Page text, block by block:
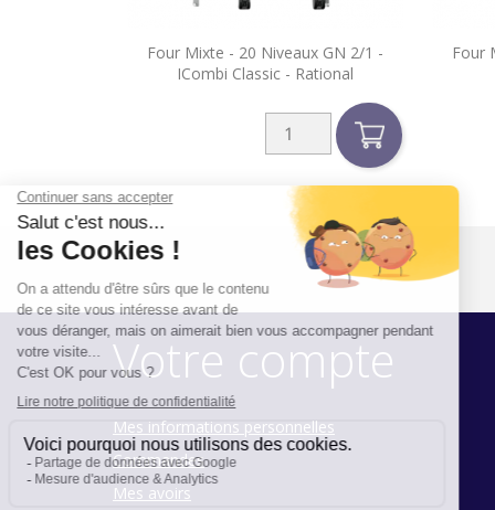
Four Mixte - 20 Niveaux GN 2/1 -
ICombi Classic - Rational
 Aperçu rapide
Four
Votre compte
Mes informations personnelles
Commandes
Mes avoirs